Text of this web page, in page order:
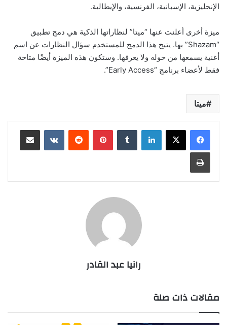
الإنجليزية، الإسبانية، الفرنسية، والإيطالية.
ميزة أخرى أعلنت عنها “ميتا” لنظاراتها الذكية هي دمج تطبيق
“Shazam” بها. يتيح هذا الدمج للمستخدم سؤال النظارات عن اسم
أغنية يسمعها من حوله ولا يعرفها. وستكون هذه الميزة أيضًا متاحة
فقط لأعضاء برنامج “Early Access”.
ميتا
لينكدإن بينتيريست مشاركة عبر البريد
طباعة
رانيا عبد القادر
مقالات ذات صلة